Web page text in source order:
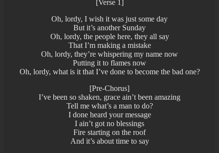
[Verse 1]
Oh, lordy, I wish it was just some day
But it’s another Sunday
Oh, lordy, the people here, they all say
That I’m making a mistake
Oh, lordy, they’re whispering my name now
Putting it to flames now
Oh, lordy, what is it that I’ve done to become the bad one?
[Pre-Chorus]
I’ve been so shaken, grace ain’t been amazing
Tell me what’s a man to do?
I done heard your message
I ain’t got no blessings
Fire starting on the roof
And it’s about time to say